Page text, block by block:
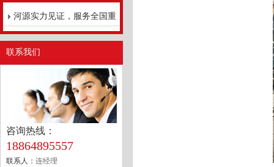
河源实力见证，服务全国重
点工程
联系我们
咨询热线：
18864895557
联系人： 连经理